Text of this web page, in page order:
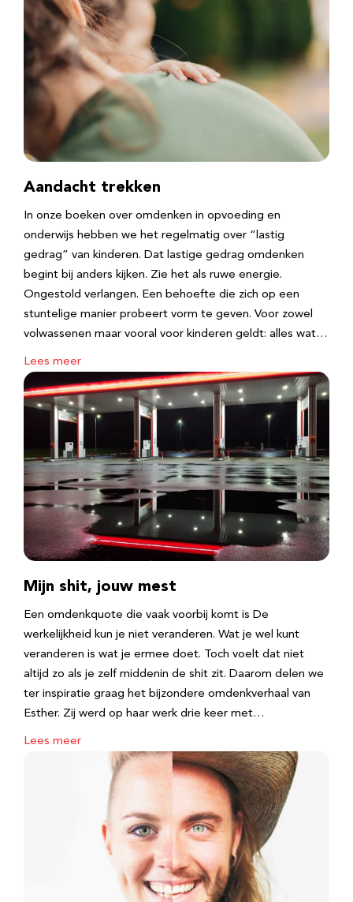
Aandacht trekken
In onze boeken over omdenken in opvoeding en
onderwijs hebben we het regelmatig over “lastig
gedrag” van kinderen. Dat lastige gedrag omdenken
begint bij anders kijken. Zie het als ruwe energie.
Ongestold verlangen. Een behoefte die zich op een
stuntelige manier probeert vorm te geven. Voor zowel
volwassenen maar vooral voor kinderen geldt: alles wat…
Lees meer
Mijn shit, jouw mest
Een omdenkquote die vaak voorbij komt is De
werkelijkheid kun je niet veranderen. Wat je wel kunt
veranderen is wat je ermee doet. Toch voelt dat niet
altijd zo als je zelf middenin de shit zit. Daarom delen we
ter inspiratie graag het bijzondere omdenkverhaal van
Esther. Zij werd op haar werk drie keer met…
Lees meer